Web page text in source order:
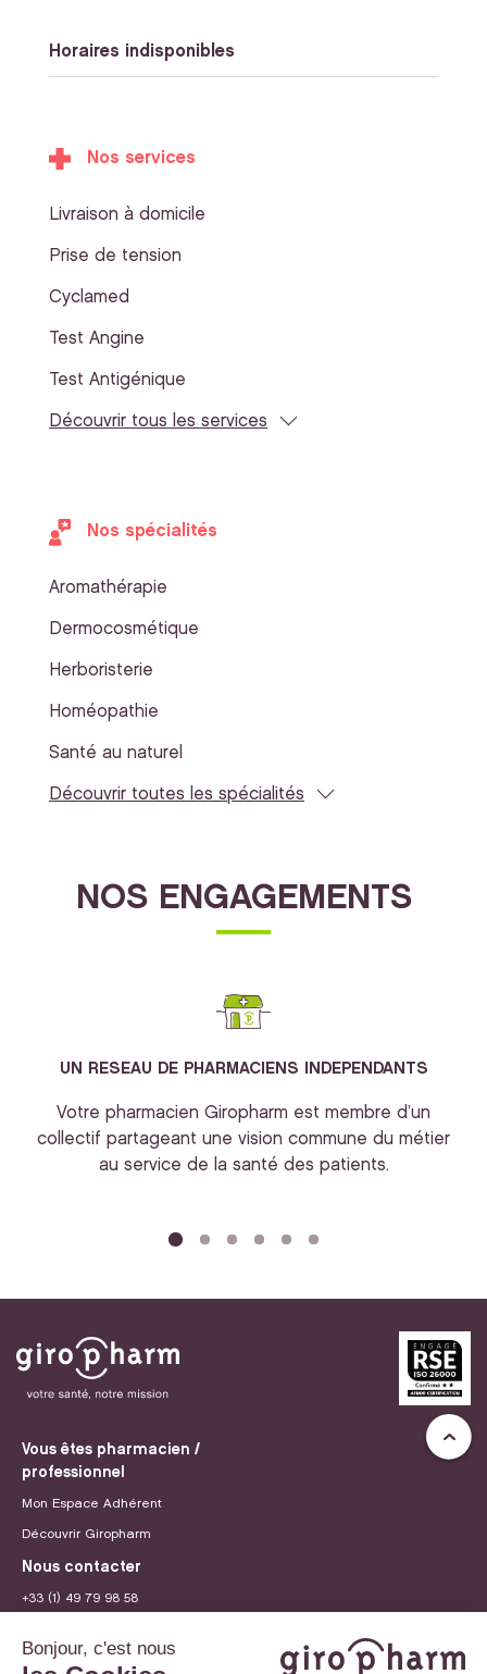
Horaires indisponibles
Nos services
Livraison à domicile
Prise de tension
Cyclamed
Test Angine
Test Antigénique
Découvrir tous les services
Nos spécialités
Aromathérapie
Dermocosmétique
Herboristerie
Homéopathie
Santé au naturel
Découvrir toutes les spécialités
NOS ENGAGEMENTS
UN RESEAU DE PHARMACIENS INDEPENDANTS
Votre pharmacien Giropharm est membre d’un
collectif partageant une vision commune du métier
au service de la santé des patients.
Vous êtes pharmacien /
professionnel
Mon Espace Adhérent
Découvrir Giropharm
Nous contacter
+33 (1) 49 79 98 58
Recrutement